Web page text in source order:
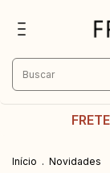
Início . Novidades